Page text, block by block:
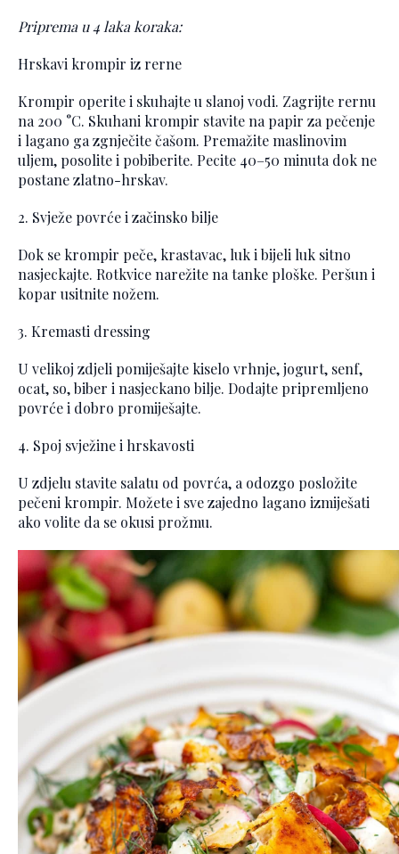
Priprema u 4 laka koraka:
Hrskavi krompir iz rerne
Krompir operite i skuhajte u slanoj vodi. Zagrijte rernu
na 200 °C. Skuhani krompir stavite na papir za pečenje
i lagano ga zgnječite čašom. Premažite maslinovim
uljem, posolite i pobiberite. Pecite 40–50 minuta dok ne
postane zlatno-hrskav.
2. Svježe povrće i začinsko bilje
Dok se krompir peče, krastavac, luk i bijeli luk sitno
nasjeckajte. Rotkvice narežite na tanke ploške. Peršun i
kopar usitnite nožem.
3. Kremasti dressing
U velikoj zdjeli pomiješajte kiselo vrhnje, jogurt, senf,
ocat, so, biber i nasjeckano bilje. Dodajte pripremljeno
povrće i dobro promiješajte.
4. Spoj svježine i hrskavosti
U zdjelu stavite salatu od povrća, a odozgo posložite
pečeni krompir. Možete i sve zajedno lagano izmiješati
ako volite da se okusi prožmu.